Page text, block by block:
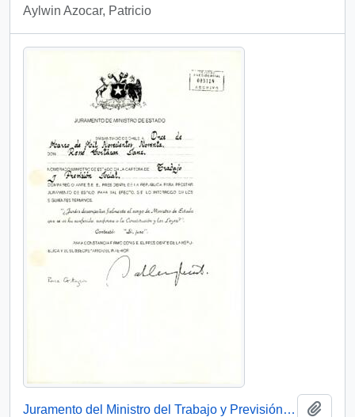
Aylwin Azocar, Patricio
Juramento del Ministro del Trabajo y Previsión Social